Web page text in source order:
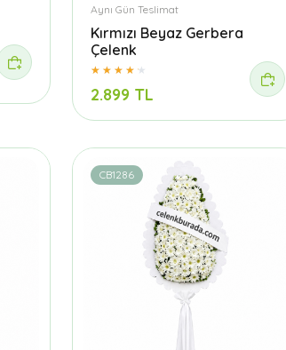
Aynı Gün Teslimat
Kırmızı Beyaz Gerbera
Çelenk
2.899 TL
CB1286